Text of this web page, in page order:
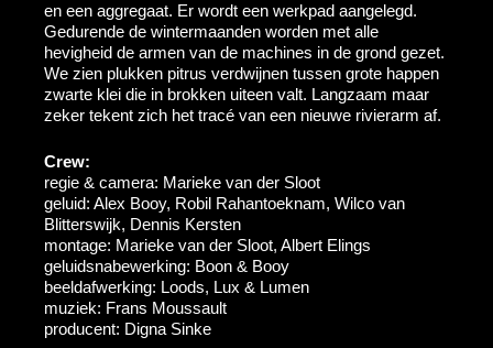
en een aggregaat. Er wordt een werkpad aangelegd.
Gedurende de wintermaanden worden met alle
hevigheid de armen van de machines in de grond gezet.
We zien plukken pitrus verdwijnen tussen grote happen
zwarte klei die in brokken uiteen valt. Langzaam maar
zeker tekent zich het tracé van een nieuwe rivierarm af.
Crew:
regie & camera: Marieke van der Sloot
geluid: Alex Booy, Robil Rahantoeknam, Wilco van
Blitterswijk, Dennis Kersten
montage: Marieke van der Sloot, Albert Elings
geluidsnabewerking: Boon & Booy
beeldafwerking: Loods, Lux & Lumen
muziek: Frans Moussault
producent: Digna Sinke